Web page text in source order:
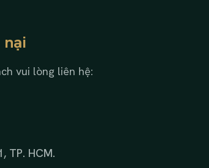
vui lòng liên hệ:
TP. HCM.